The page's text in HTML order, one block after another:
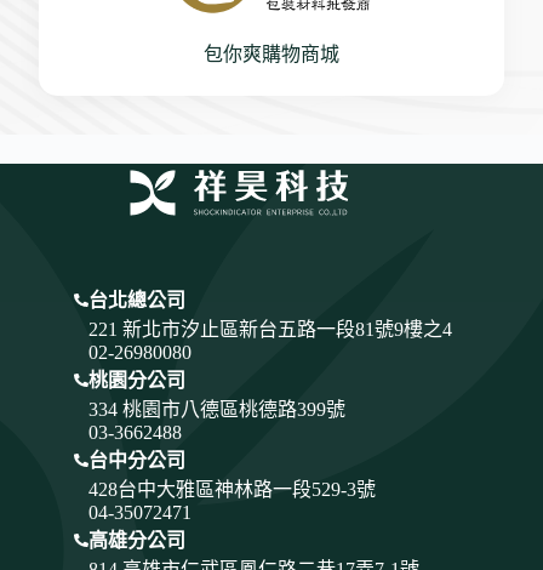
包你爽購物商城
台北總公司
221 新北市汐止區新台五路一段81號9樓之4
02-26980080
桃園分公司
334 桃園市八德區桃德路399號
03-3662488
台中分公司
428台中大雅區神林路一段529-3號
04-35072471
高雄分公司